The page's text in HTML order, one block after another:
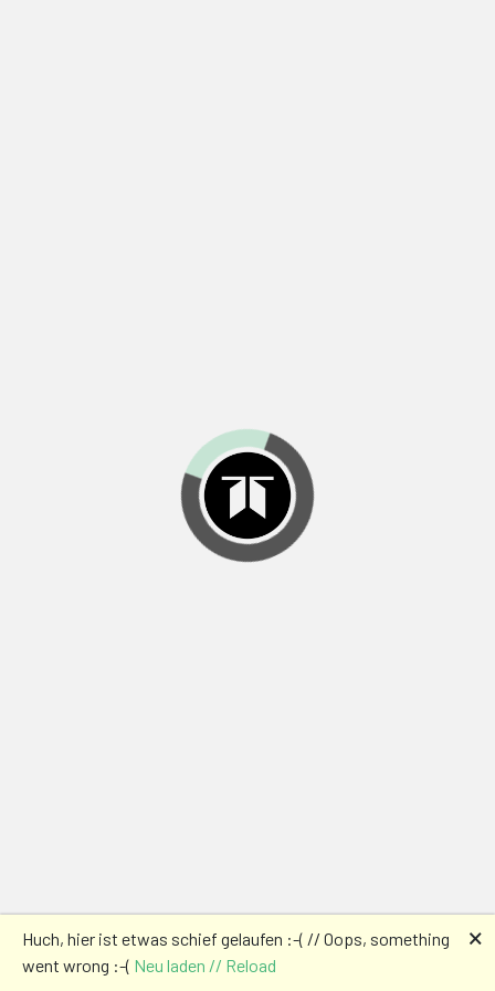
Huch, hier ist etwas schief gelaufen :-( // Oops, something
went wrong :-( Neu laden // Reload
🗙